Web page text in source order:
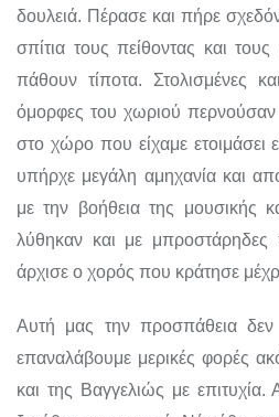
δουλειά. Πέρασε και πήρε
σπίτια τους πείθοντας και
πάθουν τίποτα. Στολισμένες
όμορφες του χωριού περνούσαν
στο χώρο που είχαμε ετοιμάσει
υπήρχε μεγάλη αμηχανία και
με την βοήθεια της μουσικής
λύθηκαν και με μπροστάρηδες
άρχισε ο χορός που κράτησε
Αυτή μας την προσπάθεια δεν
επαναλάβουμε μερικές φορές
και της Βαγγελιώς με